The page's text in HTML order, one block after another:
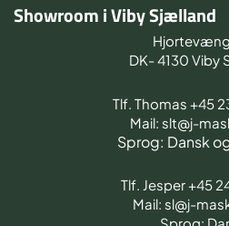
Showroom i Viby Sjælland
DK- 4130 Viby
Tlf. Thomas +45
Mail: slt@j-
Sprog: Dansk
Tlf. Jesper +45
Mail: sl@j-